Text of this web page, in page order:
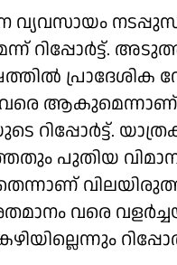
വ്യവസായം
റിപ്പോര്‍ട്ട്.
പ്രാദേശിക
വരെ ആകുമെന്നാണ്
പുതിയ
വരെ